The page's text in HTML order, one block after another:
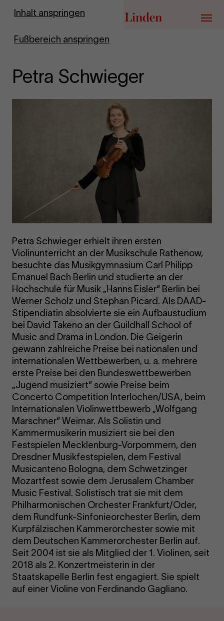
Inhalt anspringen
Fußbereich anspringen
Zur Startseite
Menü
Petra Schwieger
Petra Schwieger erhielt ihren ersten
Violinunterricht an der Musikschule Rathenow,
besuchte das Musikgymnasium Carl Philipp
Emanuel Bach Berlin und studierte an der
Hochschule für Musik „Hanns Eisler“ Berlin bei
Werner Scholz und Stephan Picard. Als DAAD-
Stipendiatin absolvierte sie ein Aufbaustudium
bei David Takeno an der Guildhall School of
Music and Drama in London. Die Geigerin
gewann zahlreiche Preise bei nationalen und
internationalen Wettbewerben, u. a. mehrere
erste Preise bei den Bundeswettbewerben
„Jugend musiziert“ sowie Preise beim
Concerto Competition Interlochen/USA, beim
Internationalen Violinwettbewerb „Wolfgang
Marschner“ Weimar. Als Solistin und
Kammermusikerin musiziert sie bei den
Festspielen Mecklenburg-Vorpommern, den
Dresdner Musikfestspielen, dem Festival
Musicanteno Bologna, dem Schwetzinger
Mozartfest sowie dem Jerusalem Chamber
Music Festival. Solistisch trat sie mit dem
Philharmonischen Orchester Frankfurt/Oder,
dem Rundfunk-Sinfonieorchester Berlin, dem
Kurpfälzischen Kammerorchester sowie mit
dem Deutschen Kammerorchester Berlin auf.
Seit 2004 ist sie als Mitglied der 1. Violinen, seit
2018 als 2. Konzertmeisterin in der
Staatskapelle Berlin fest engagiert. Sie spielt
auf einer Violine von Ferdinando Gagliano.